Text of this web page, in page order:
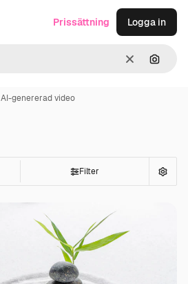
RensaSök
Prissättning Logga in
AI-genererad video
Filter